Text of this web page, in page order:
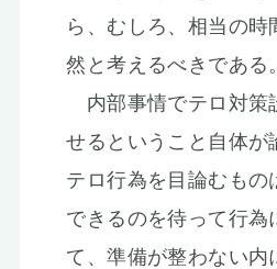
ら、むしろ、相当の時
然と考えるべきである。
内部事情でテロ対策
せるということ自体が
テロ行為を目論むもの
できるのを待って行為
て、準備が整わない内